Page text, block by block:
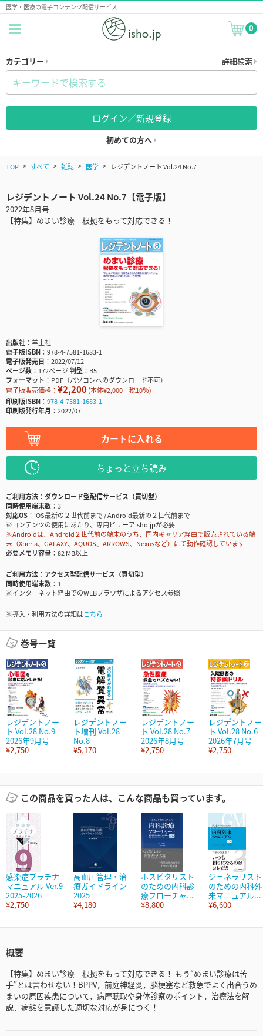
医学・医療の電子コンテンツ配信サービス
0
カテゴリー 詳細検索
ログイン／新規登録
初めての方へ
TOP すべて 雑誌 医学 レジデントノート Vol.24 No.7
レジデントノート Vol.24 No.7【電子版】
2022年8月号
【特集】めまい診療 根拠をもって対応できる！
出版社
羊土社
電子版ISBN
978-4-7581-1683-1
電子版発売日
2022/07/12
ページ数
172ページ判型
B5
フォーマット
PDF（パソコンへのダウンロード不可）
電子版販売価格： ¥2,200(本体¥2,000＋税10％)
印刷版ISBN
978-4-7581-1683-1
印刷版発行年月
2022/07
カートに入れる
ちょっと立ち読み
ご利用方法
ダウンロード型配信サービス（買切型）
同時使用端末数
3
対応OS
iOS最新の２世代前まで / Android最新の２世代前まで
※コンテンツの使用にあたり、専用ビューアisho.jpが必要
※Androidは、Android２世代前の端末のうち、国内キャリア経由で販売されている端
末（Xperia、GALAXY、AQUOS、ARROWS、Nexusなど）にて動作確認しています
必要メモリ容量
82 MB以上
ご利用方法
アクセス型配信サービス（買切型）
同時使用端末数
1
※インターネット経由でのWEBブラウザによるアクセス参照
※導入・利用方法の詳細はこちら
巻号一覧
レジデントノー
ト Vol.28 No.9
2026年9月号
¥2,750
レジデントノー
ト増刊 Vol.28
No.8
¥5,170
レジデントノー
ト Vol.28 No.7
2026年8月号
¥2,750
レジデントノー
ト Vol.28 No.6
2026年7月号
¥2,750
この商品を買った人は、こんな商品も買っています。
感染症プラチナ
マニュアル Ver.9
2025-2026
¥2,750
高血圧管理・治
療ガイドライン
2025
¥4,180
ホスピタリスト
のための内科診
療フローチャ...
¥8,800
ジェネラリスト
のための内科外
来マニュアル...
¥6,600
概要
【特集】めまい診療 根拠をもって対応できる！ もう“めまい診療は苦
手”とは言わせない！BPPV，前庭神経炎，脳梗塞など救急でよく出合うめ
まいの原因疾患について，病歴聴取や身体診察のポイント，治療法を解
説．病態を意識した適切な対応が身につく！